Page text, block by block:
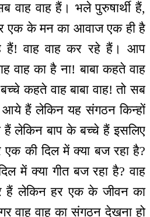
वाह वाह हैं। भले पुरुषार्थी हैं,
एक के मन का आवाज एक ही है
हैं! वाह वाह कर रहे हैं। आप
वाह का है ना! बाबा कहते वाह
कहते वाह बाबा वाह! तो सब
हैं लेकिन यह संगठन किन्हों
हैं लेकिन बाप के बच्चे हैं इसलिए
एक की दिल में क्या बज रहा है?
में क्या गीत बज रहा है? वाह
हैं लेकिन हर एक के जीवन का
वाह वाह का संगठन देखना हो